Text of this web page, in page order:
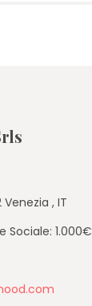
Venezia , IT
Sociale: 1.000€